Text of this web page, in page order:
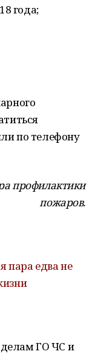
года;
по телефону
профилактики
пожаров.
пара едва не
делам ГО ЧС и